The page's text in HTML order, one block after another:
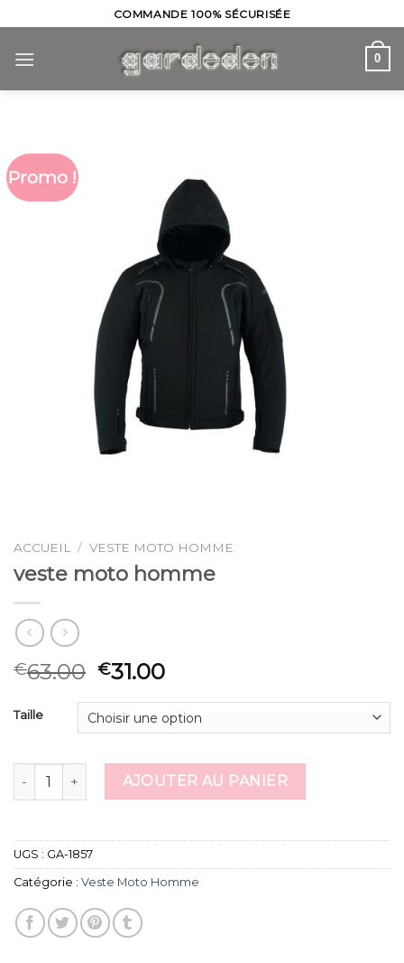
to
content
COMMANDE 100% SÉCURISÉE
0
Promo !
ACCUEIL / VESTE MOTO HOMME
veste moto homme
€63.00 €31.00
Taille
quantité de veste moto homme
AJOUTER AU PANIER
UGS : GA-1857
Catégorie : Veste Moto Homme